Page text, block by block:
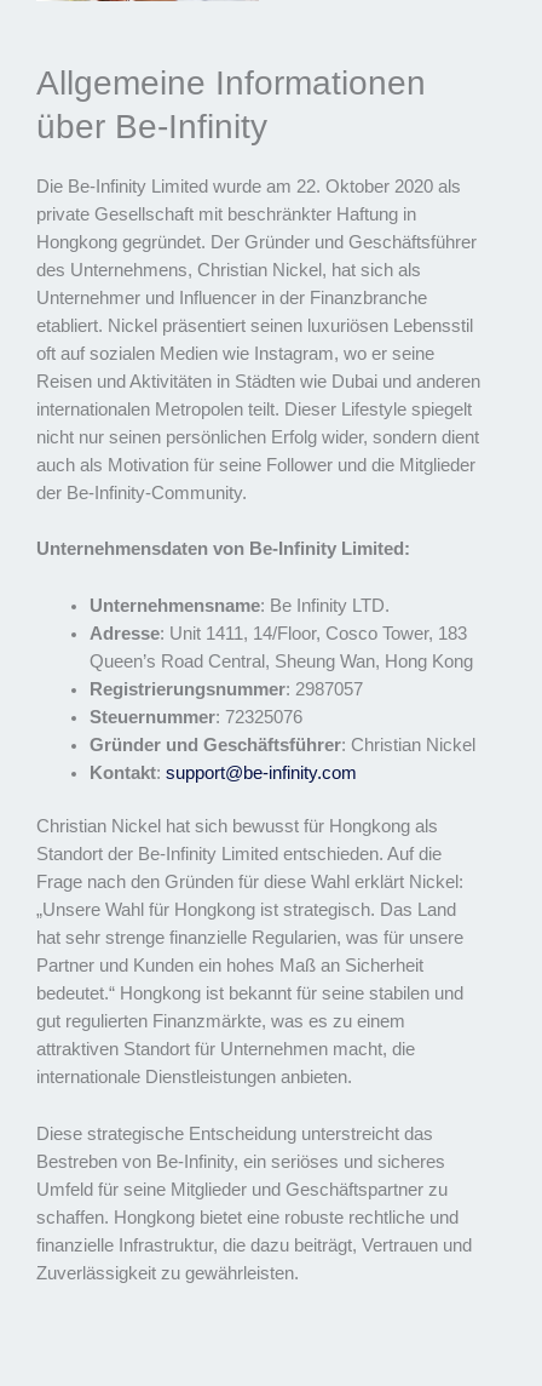
Allgemeine Informationen
über Be-Infinity
Die Be-Infinity Limited wurde am 22. Oktober 2020 als
private Gesellschaft mit beschränkter Haftung in
Hongkong gegründet. Der Gründer und Geschäftsführer
des Unternehmens, Christian Nickel, hat sich als
Unternehmer und Influencer in der Finanzbranche
etabliert. Nickel präsentiert seinen luxuriösen Lebensstil
oft auf sozialen Medien wie Instagram, wo er seine
Reisen und Aktivitäten in Städten wie Dubai und anderen
internationalen Metropolen teilt. Dieser Lifestyle spiegelt
nicht nur seinen persönlichen Erfolg wider, sondern dient
auch als Motivation für seine Follower und die Mitglieder
der Be-Infinity-Community.
Unternehmensdaten von Be-Infinity Limited:
Unternehmensname: Be Infinity LTD.
Adresse: Unit 1411, 14/Floor, Cosco Tower, 183
Queen’s Road Central, Sheung Wan, Hong Kong
Registrierungsnummer: 2987057
Steuernummer: 72325076
Gründer und Geschäftsführer: Christian Nickel
Kontakt: support@be-infinity.com
Christian Nickel hat sich bewusst für Hongkong als
Standort der Be-Infinity Limited entschieden. Auf die
Frage nach den Gründen für diese Wahl erklärt Nickel:
„Unsere Wahl für Hongkong ist strategisch. Das Land
hat sehr strenge finanzielle Regularien, was für unsere
Partner und Kunden ein hohes Maß an Sicherheit
bedeutet.“ Hongkong ist bekannt für seine stabilen und
gut regulierten Finanzmärkte, was es zu einem
attraktiven Standort für Unternehmen macht, die
internationale Dienstleistungen anbieten.
Diese strategische Entscheidung unterstreicht das
Bestreben von Be-Infinity, ein seriöses und sicheres
Umfeld für seine Mitglieder und Geschäftspartner zu
schaffen. Hongkong bietet eine robuste rechtliche und
finanzielle Infrastruktur, die dazu beiträgt, Vertrauen und
Zuverlässigkeit zu gewährleisten.